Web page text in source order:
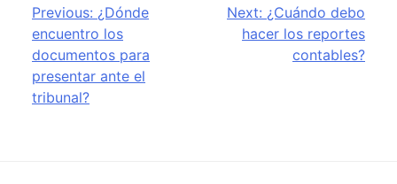
Post
navigation
Previous: ¿Dónde
encuentro los
documentos para
presentar ante el
tribunal?
Next: ¿Cuándo debo
hacer los reportes
contables?